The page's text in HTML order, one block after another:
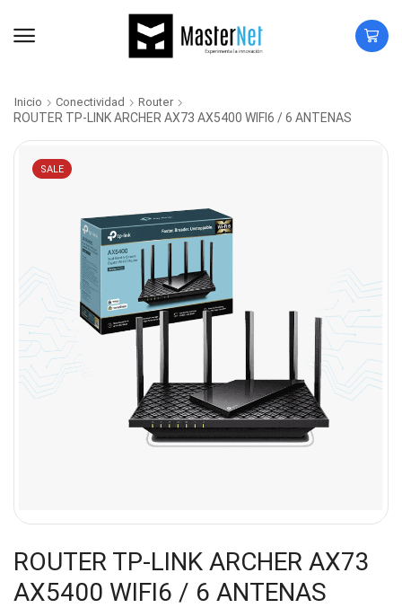
Inicio Conectividad Router
ROUTER TP-LINK ARCHER AX73 AX5400 WIFI6 / 6 ANTENAS
SALE
ROUTER TP-LINK ARCHER AX73
AX5400 WIFI6 / 6 ANTENAS